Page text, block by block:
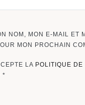
NOM, MON E-MAIL ET
MON PROCHAIN
LA POLITIQUE DE
*